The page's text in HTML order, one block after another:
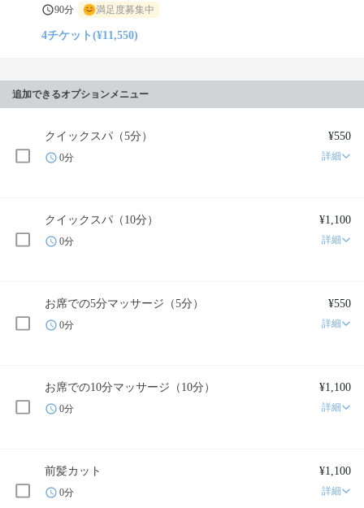
90分 満足度募集中
4チケット(¥11,550)
追加できるオプションメニュー
クイックスパ（5分） ¥550
0分 詳細
クイックスパ（10分） ¥1,100
0分 詳細
お席での5分マッサージ（5分） ¥550
0分 詳細
お席での10分マッサージ（10分） ¥1,100
0分 詳細
前髪カット ¥1,100
0分 詳細